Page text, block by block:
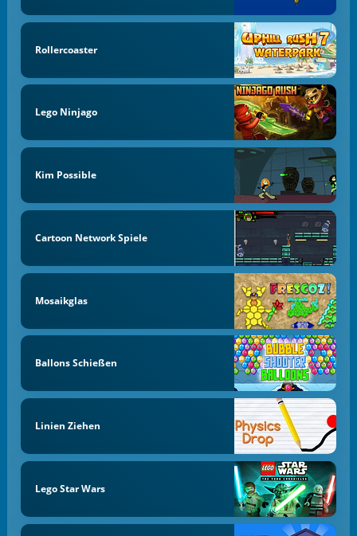
Rollercoaster
Lego Ninjago
Kim Possible
Cartoon Network Spiele
Mosaikglas
Ballons Schießen
Linien Ziehen
Lego Star Wars